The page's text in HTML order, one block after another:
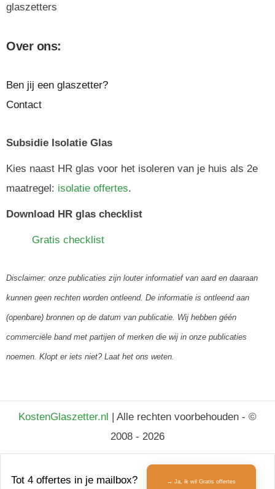
glaszetters
Over ons:
Ben jij een glaszetter?
Contact
Subsidie Isolatie Glas
Kies naast HR glas voor het isoleren van je huis als 2e
maatregel: isolatie offertes.
Download HR glas checklist
Gratis checklist
Disclaimer: onze publicaties zijn louter informatief van aard en daaraan
kunnen geen rechten worden ontleend. De informatie is ontleend aan
(openbare) bronnen op de datum van publicatie. Wij hebben géén
commerciële band met partijen of merken die wij in onze publicaties
noemen. Klopt er iets niet? Laat het ons weten.
KostenGlaszetter.nl | Alle rechten voorbehouden - ©
2008 - 2026
Tot 4 offertes in je mailbox? → Ja, ik wil Gratis offertes